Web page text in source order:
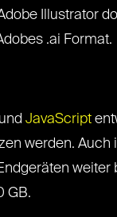
Illustrator
.ai Format.
und JavaScript
werden.
GB.